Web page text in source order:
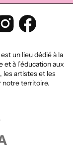
un lieu dédié à la
à l’éducation aux
les artistes et les
notre territoire.